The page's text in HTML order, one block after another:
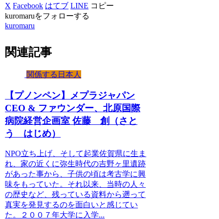
X Facebook はてブ LINE コピー
kuromaruをフォローする
kuromaru
関連記事
関係する日本人
【プノンペン】メプラジャパン
CEO & ファウンダー、北原国際
病院経営企画室 佐藤 創（さと
う はじめ）
NPO立ち上げ、そして起業佐賀県に生ま
れ、家の近くに弥生時代の吉野ヶ里遺跡
があった事から、子供の頃は考古学に興
味をもっていた。それ以来、当時の人々
の歴史など、残っている資料から遡って
真実を発見するのを面白いと感じてい
た。２００７年大学に入学...